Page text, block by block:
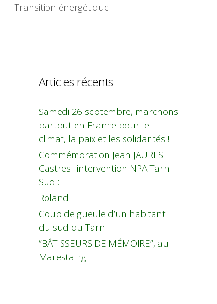
Transition énergétique
Articles récents
Samedi 26 septembre, marchons
partout en France pour le
climat, la paix et les solidarités !
Commémoration Jean JAURES
Castres : intervention NPA Tarn
Sud :
Roland
Coup de gueule d’un habitant
du sud du Tarn
“BÂTISSEURS DE MÉMOIRE”, au
Marestaing